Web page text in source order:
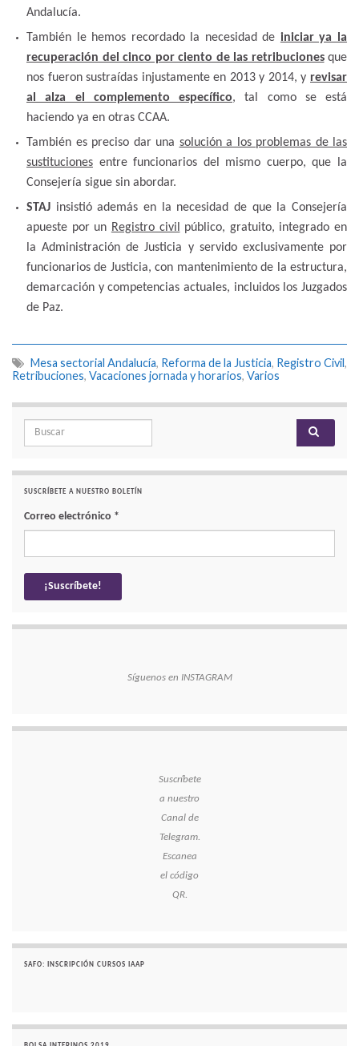
Andalucía.
También le hemos recordado la necesidad de iniciar ya la
recuperación del cinco por ciento de las retribucionesque
nos fueron sustraídas injustamente en 2013 y 2014, y revisar
al alza el complemento específico, tal como se está
haciendo ya en otras CCAA.
También es preciso dar una solución a los problemas de las
sustituciones entre funcionarios del mismo cuerpo, que la
Consejería sigue sin abordar.
STAJ insistió además en la necesidad de que la Consejería
apueste por un Registro civil
público, gratuito, integrado en
la Administración de Justicia y servido exclusivamente por
funcionarios de Justicia, con mantenimiento de la estructura,
demarcación y competencias actuales, incluidos los Juzgados
de Paz.
Mesa sectorial Andalucía, Reforma de la Justicia, Registro Civil,
Retribuciones, Vacaciones jornada y horarios, Varios
Search for:
SUSCRÍBETE A NUESTRO BOLETÍN
Correo electrónico *
Síguenos en INSTAGRAM
Suscríbete
a nuestro
Canal de
Telegram.
Escanea
el código
QR.
SAFO: INSCRIPCIÓN CURSOS IAAP